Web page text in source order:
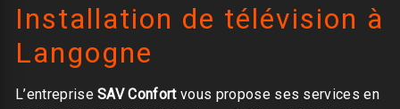
Installation de télévision à
Langogne
L’entrepriseSAV Confortvous propose ses services en